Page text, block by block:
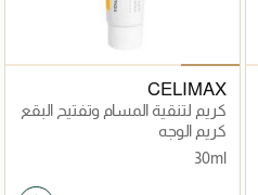
CELIMAX
كريم لتنقية المسام وتفتيح البقع
الداكنة
كريم الوجه
30ml